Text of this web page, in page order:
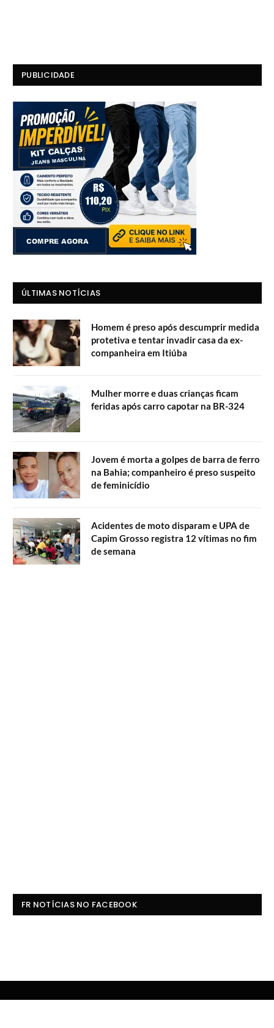
PUBLICIDADE
ÚLTIMAS NOTÍCIAS
Homem é preso após descumprir medida
protetiva e tentar invadir casa da ex-
companheira em Itiúba
Mulher morre e duas crianças ficam
feridas após carro capotar na BR-324
Jovem é morta a golpes de barra de ferro
na Bahia; companheiro é preso suspeito
de feminicídio
Acidentes de moto disparam e UPA de
Capim Grosso registra 12 vítimas no fim
de semana
FR NOTÍCIAS NO FACEBOOK